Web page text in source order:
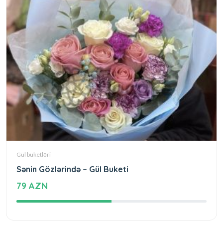
Gül buketləri
Sənin Gözlərində – Gül Buketi
79 AZN